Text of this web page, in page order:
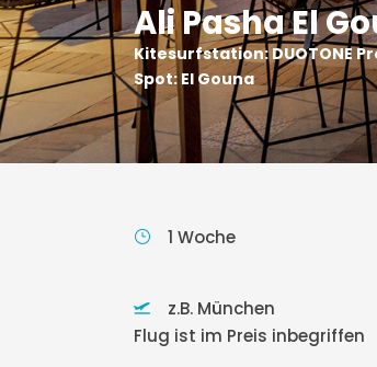
Ali Pasha El
Kitesurfstation: DUOTONE
Spot: El Gouna
1 Woche
z.B. München
Flug ist im Preis inbegriffen